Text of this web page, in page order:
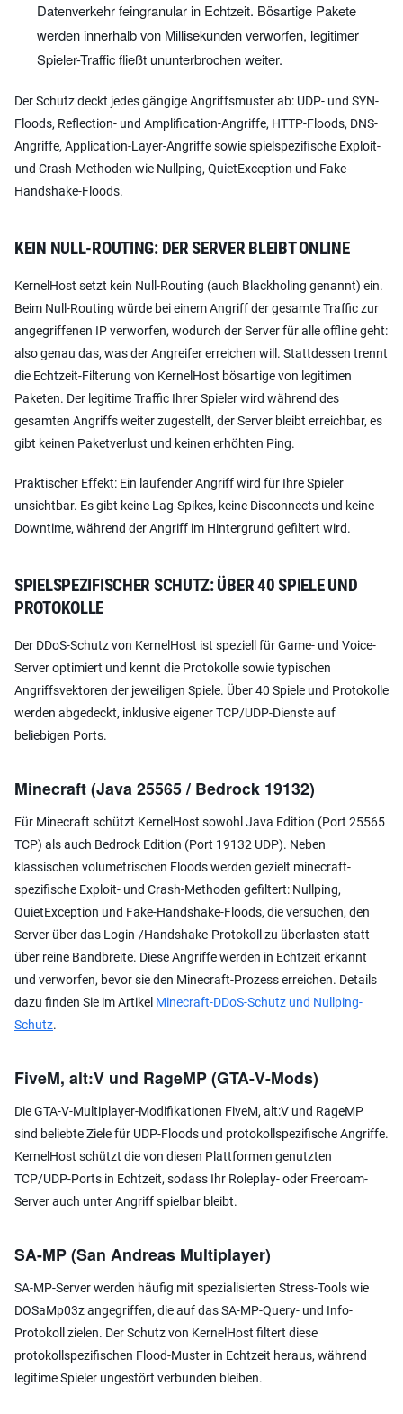
Datenverkehr feingranular in Echtzeit. Bösartige Pakete
werden innerhalb von Millisekunden verworfen, legitimer
Spieler-Traffic fließt ununterbrochen weiter.
Der Schutz deckt jedes gängige Angriffsmuster ab: UDP- und SYN-
Floods, Reflection- und Amplification-Angriffe, HTTP-Floods, DNS-
Angriffe, Application-Layer-Angriffe sowie spielspezifische Exploit-
und Crash-Methoden wie Nullping, QuietException und Fake-
Handshake-Floods.
KEIN NULL-ROUTING: DER SERVER BLEIBT ONLINE
KernelHost setzt kein Null-Routing (auch Blackholing genannt) ein.
Beim Null-Routing würde bei einem Angriff der gesamte Traffic zur
angegriffenen IP verworfen, wodurch der Server für alle offline geht:
also genau das, was der Angreifer erreichen will. Stattdessen trennt
die Echtzeit-Filterung von KernelHost bösartige von legitimen
Paketen. Der legitime Traffic Ihrer Spieler wird während des
gesamten Angriffs weiter zugestellt, der Server bleibt erreichbar, es
gibt keinen Paketverlust und keinen erhöhten Ping.
Praktischer Effekt: Ein laufender Angriff wird für Ihre Spieler
unsichtbar. Es gibt keine Lag-Spikes, keine Disconnects und keine
Downtime, während der Angriff im Hintergrund gefiltert wird.
SPIELSPEZIFISCHER SCHUTZ: ÜBER 40 SPIELE UND
PROTOKOLLE
Der DDoS-Schutz von KernelHost ist speziell für Game- und Voice-
Server optimiert und kennt die Protokolle sowie typischen
Angriffsvektoren der jeweiligen Spiele. Über 40 Spiele und Protokolle
werden abgedeckt, inklusive eigener TCP/UDP-Dienste auf
beliebigen Ports.
Minecraft (Java 25565 / Bedrock 19132)
Für Minecraft schützt KernelHost sowohl Java Edition (Port 25565
TCP) als auch Bedrock Edition (Port 19132 UDP). Neben
klassischen volumetrischen Floods werden gezielt minecraft-
spezifische Exploit- und Crash-Methoden gefiltert: Nullping,
QuietException und Fake-Handshake-Floods, die versuchen, den
Server über das Login-/Handshake-Protokoll zu überlasten statt
über reine Bandbreite. Diese Angriffe werden in Echtzeit erkannt
und verworfen, bevor sie den Minecraft-Prozess erreichen. Details
dazu finden Sie im Artikel Minecraft-DDoS-Schutz und Nullping-
Schutz.
FiveM, alt:V und RageMP (GTA-V-Mods)
Die GTA-V-Multiplayer-Modifikationen FiveM, alt:V und RageMP
sind beliebte Ziele für UDP-Floods und protokollspezifische Angriffe.
KernelHost schützt die von diesen Plattformen genutzten
TCP/UDP-Ports in Echtzeit, sodass Ihr Roleplay- oder Freeroam-
Server auch unter Angriff spielbar bleibt.
SA-MP (San Andreas Multiplayer)
SA-MP-Server werden häufig mit spezialisierten Stress-Tools wie
DOSaMp03z angegriffen, die auf das SA-MP-Query- und Info-
Protokoll zielen. Der Schutz von KernelHost filtert diese
protokollspezifischen Flood-Muster in Echtzeit heraus, während
legitime Spieler ungestört verbunden bleiben.